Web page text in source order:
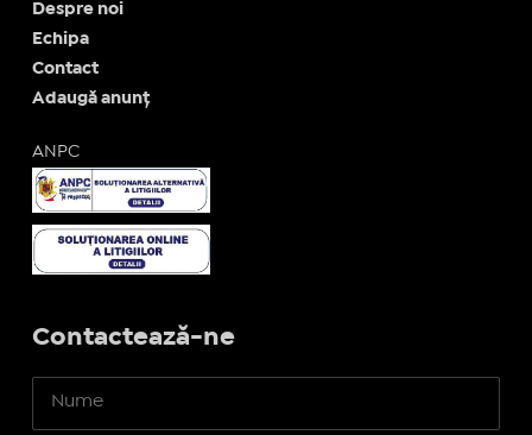
Despre noi
Echipa
Contact
Adaugă anunț
ANPC
Contactează-ne